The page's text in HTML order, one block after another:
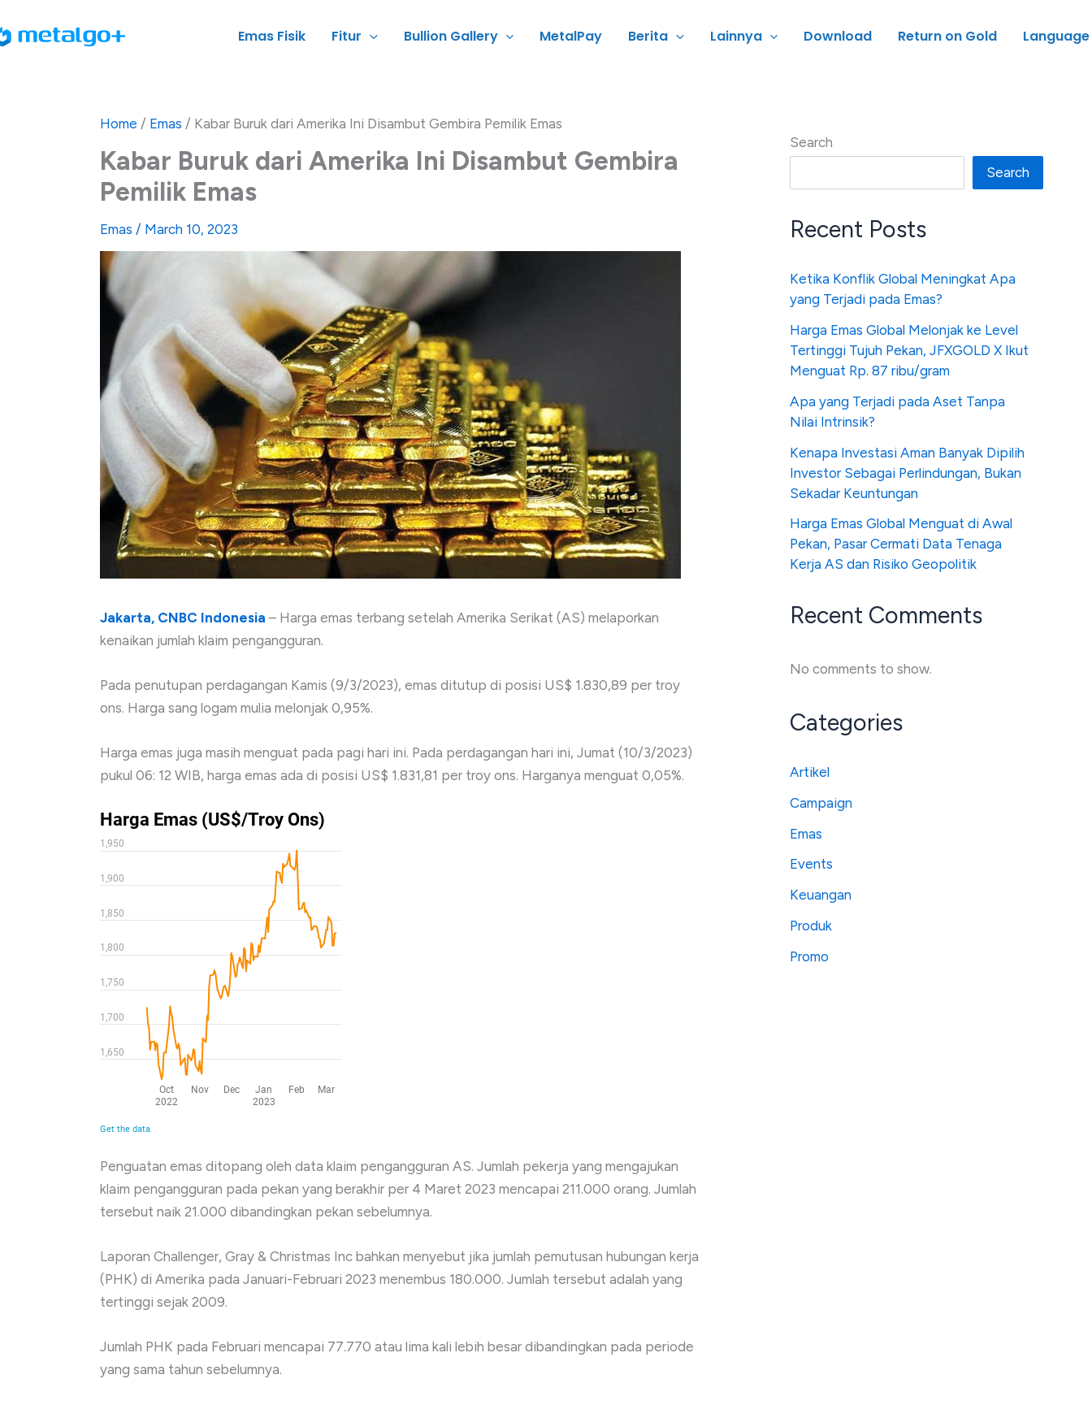
to
Emas Fisik Fitur Bullion Gallery MetalPay Berita Lainnya Download Return on Gold Language
Home / Emas / Kabar Buruk dari Amerika Ini Disambut Gembira Pemilik Emas
Kabar Buruk dari Amerika Ini Disambut Gembira
Pemilik Emas
Emas / March 10, 2023
Jakarta, CNBC Indonesia – Harga emas terbang setelah Amerika Serikat (AS) melaporkan
kenaikan jumlah klaim pengangguran.
Pada penutupan perdagangan Kamis (9/3/2023), emas ditutup di posisi US$ 1.830,89 per troy
ons. Harga sang logam mulia melonjak 0,95%.
Harga emas juga masih menguat pada pagi hari ini. Pada perdagangan hari ini, Jumat (10/3/2023)
pukul 06: 12 WIB, harga emas ada di posisi US$ 1.831,81 per troy ons. Harganya menguat 0,05%.
Penguatan emas ditopang oleh data klaim pengangguran AS. Jumlah pekerja yang mengajukan
klaim pengangguran pada pekan yang berakhir per 4 Maret 2023 mencapai 211.000 orang. Jumlah
tersebut naik 21.000 dibandingkan pekan sebelumnya.
Laporan Challenger, Gray & Christmas Inc bahkan menyebut jika jumlah pemutusan hubungan kerja
(PHK) di Amerika pada Januari-Februari 2023 menembus 180.000. Jumlah tersebut adalah yang
tertinggi sejak 2009.
Jumlah PHK pada Februari mencapai 77.770 atau lima kali lebih besar dibandingkan pada periode
yang sama tahun sebelumnya.
Search
Search
Recent Posts
Ketika Konflik Global Meningkat Apa
yang Terjadi pada Emas?
Harga Emas Global Melonjak ke Level
Tertinggi Tujuh Pekan, JFXGOLD X Ikut
Menguat Rp. 87 ribu/gram
Apa yang Terjadi pada Aset Tanpa
Nilai Intrinsik?
Kenapa Investasi Aman Banyak Dipilih
Investor Sebagai Perlindungan, Bukan
Sekadar Keuntungan
Harga Emas Global Menguat di Awal
Pekan, Pasar Cermati Data Tenaga
Kerja AS dan Risiko Geopolitik
Recent Comments
No comments to show.
Categories
Artikel
Campaign
Emas
Events
Keuangan
Produk
Promo